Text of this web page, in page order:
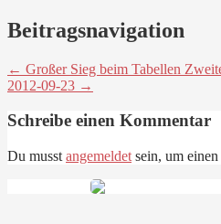
Beitragsnavigation
← Großer Sieg beim Tabellen
2012-09-23 →
Schreibe einen Kommentar
Du musst angemeldet sein, um